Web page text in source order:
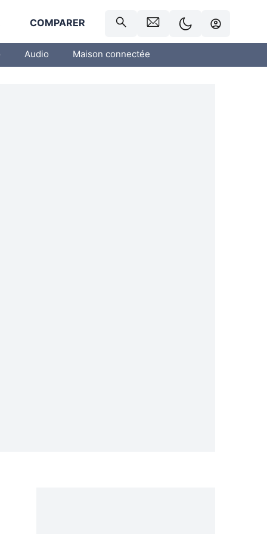
COMPARER
Audio Maison connectée